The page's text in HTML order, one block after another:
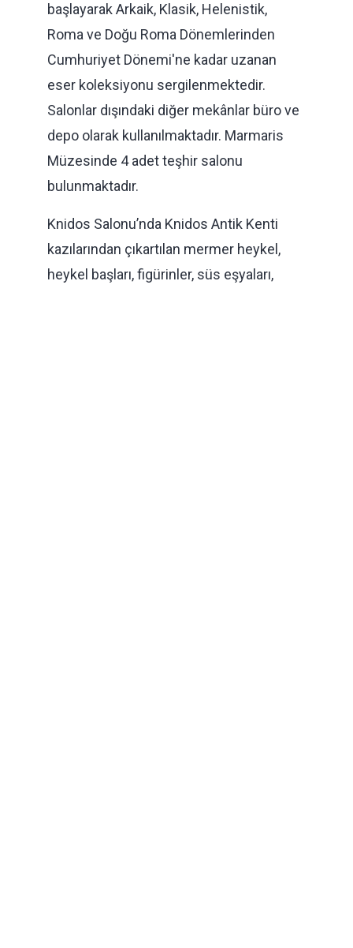
başlayarak Arkaik, Klasik, Helenistik,
Roma ve Doğu Roma Dönemlerinden
Cumhuriyet Dönemi'ne kadar uzanan
eser koleksiyonu sergilenmektedir.
Salonlar dışındaki diğer mekânlar büro ve
depo olarak kullanılmaktadır. Marmaris
Müzesinde 4 adet teşhir salonu
bulunmaktadır.
Knidos Salonu’nda Knidos Antik Kenti
kazılarından çıkartılan mermer heykel,
heykel başları, figürinler, süs eşyaları,